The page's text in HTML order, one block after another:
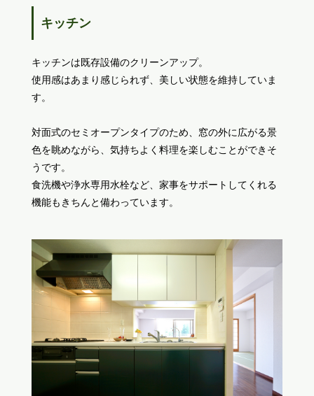
キッチン
キッチンは既存設備のクリーンアップ。
使用感はあまり感じられず、美しい状態を維持していま
す。
対面式のセミオープンタイプのため、窓の外に広がる景
色を眺めながら、気持ちよく料理を楽しむことができそ
うです。
食洗機や浄水専用水栓など、家事をサポートしてくれる
機能もきちんと備わっています。